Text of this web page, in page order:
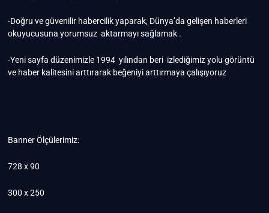
-Doğru ve güvenilir habercilik yaparak, Dünya’da gelişen haberleri
okuyucusuna yorumsuz aktarmayı sağlamak .
-Yeni sayfa düzenimizle 1994 yılından beri izlediğimiz yolu görüntü
ve haber kalitesini arttırarak beğeniyi arttırmaya çalışıyoruz
Banner Ölçülerimiz:
728 x 90
300 x 250